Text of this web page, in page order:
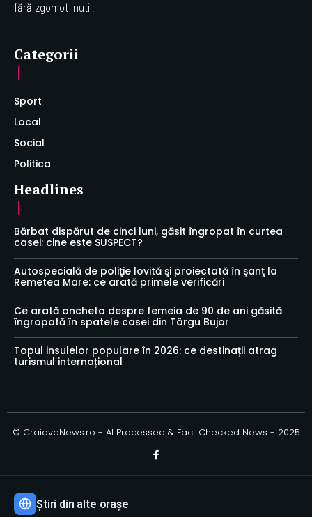
fără zgomot inutil.
Categorii
Sport
Local
Social
Politica
Headlines
Bărbat dispărut de cinci luni, găsit îngropat în curtea
casei: cine este SUSPECT?
Autospecială de poliţie lovită şi proiectată în şanţ la
Remetea Mare: ce arată primele verificări
Ce arată ancheta despre femeia de 90 de ani găsită
îngropată în spatele casei din Târgu Bujor
Topul insulelor populare în 2026: ce destinații atrag
turismul internațional
© CraiovaNews.ro - AI Processed & Fact Checked News - 2025
Știri din alte orașe